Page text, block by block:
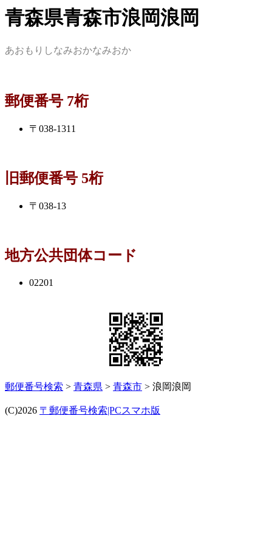
青森県青森市浪岡浪岡
あおもりしなみおかなみおか
郵便番号 7桁
〒038-1311
旧郵便番号 5桁
〒038-13
地方公共団体コード
02201
郵便番号検索 > 青森県 > 青森市 > 浪岡浪岡
(C)2026 〒郵便番号検索|PCスマホ版